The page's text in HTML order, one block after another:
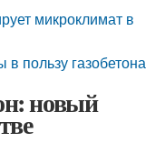
микроклимат в
пользу газобетона
новый